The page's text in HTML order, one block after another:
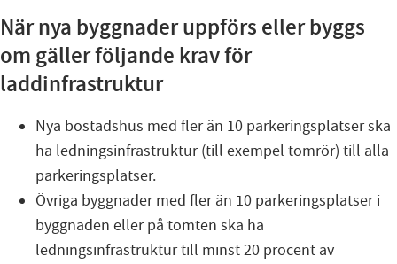
När nya byggnader uppförs eller byggs
om gäller följande krav för
laddinfrastruktur
Nya bostadshus med fler än 10 parkeringsplatser ska
ha ledningsinfrastruktur (till exempel tomrör) till alla
parkeringsplatser.
Övriga byggnader med fler än 10 parkeringsplatser i
byggnaden eller på tomten ska ha
ledningsinfrastruktur till minst 20 procent av